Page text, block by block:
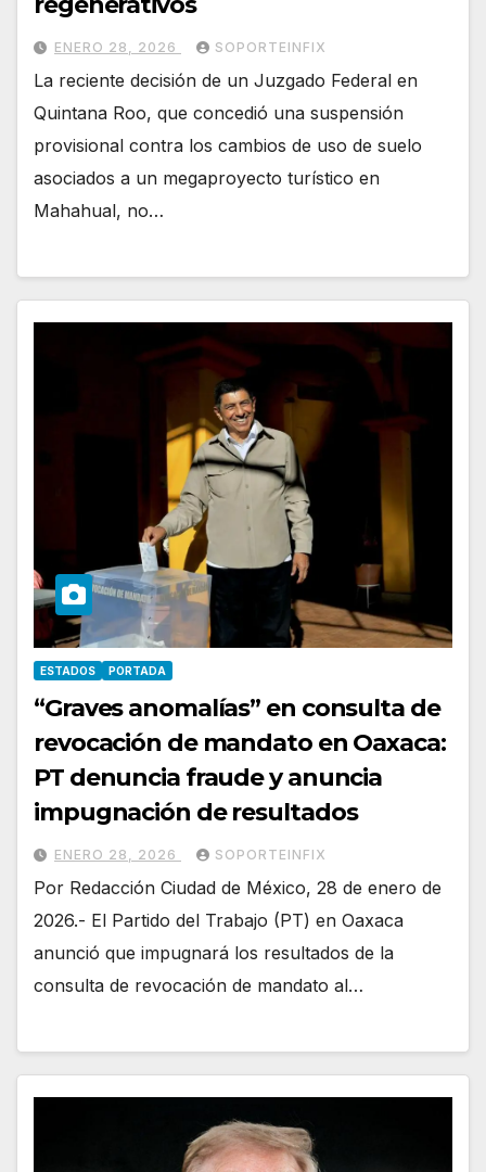
ENERO 28, 2026 SOPORTEINFIX
La reciente decisión de un Juzgado Federal en
Quintana Roo, que concedió una suspensión
provisional contra los cambios de uso de suelo
asociados a un megaproyecto turístico en
Mahahual, no…
ESTADOS PORTADA
“Graves anomalías” en consulta de
revocación de mandato en Oaxaca:
PT denuncia fraude y anuncia
impugnación de resultados
ENERO 28, 2026 SOPORTEINFIX
Por Redacción Ciudad de México, 28 de enero de
2026.- El Partido del Trabajo (PT) en Oaxaca
anunció que impugnará los resultados de la
consulta de revocación de mandato al…